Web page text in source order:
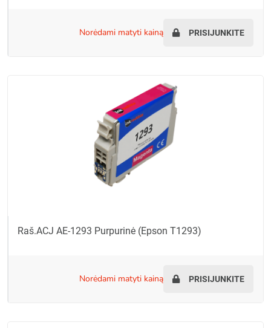
norėdami matyti kainą PRISIJUNKITE
Raš.ACJ AE-1293 Purpurinė (Epson T1293)
norėdami matyti kainą PRISIJUNKITE